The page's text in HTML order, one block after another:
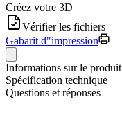
Créez votre 3D
Vérifier les fichiers
Gabarit d"impression
Informations sur le produit
Spécification technique
Questions et réponses